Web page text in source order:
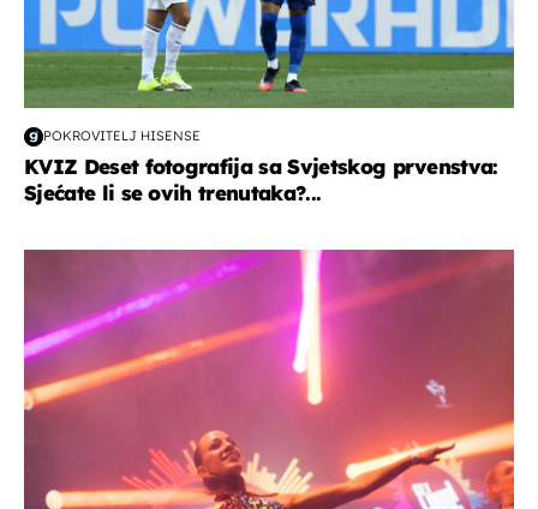
POKROVITELJ HISENSE
KVIZ Deset fotografija sa Svjetskog prvenstva:
Sjećate li se ovih trenutaka?...